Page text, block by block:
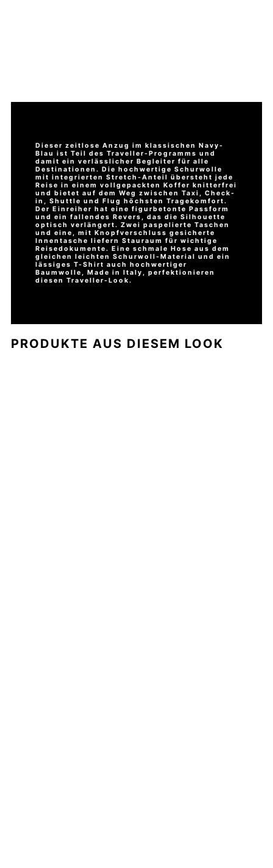
Dieser zeitlose Anzug im klassischen Navy-
Blau ist Teil des Traveller-Programms und
damit ein verlässlicher Begleiter für alle
Destinationen. Die hochwertige Schurwolle
mit integrierten Stretch-Anteil übersteht jede
Reise in einem vollgepackten Koffer knitterfrei
und bietet auf dem Weg zwischen Taxi, Check-
in, Shuttle und Flug höchsten Tragekomfort.
Der Einreiher hat eine figurbetonte Passform
und ein fallendes Revers, das die Silhouette
optisch verlängert. Zwei paspelierte Taschen
und eine, mit Knopfverschluss gesicherte
Innentasche liefern Stauraum für wichtige
Reisedokumente. Eine schmale Hose aus dem
gleichen leichten Schurwoll-Material und ein
lässiges T-Shirt auch hochwertiger
Baumwolle, Made in Italy, perfektionieren
diesen Traveller-Look.
PRODUKTE AUS DIESEM LOOK